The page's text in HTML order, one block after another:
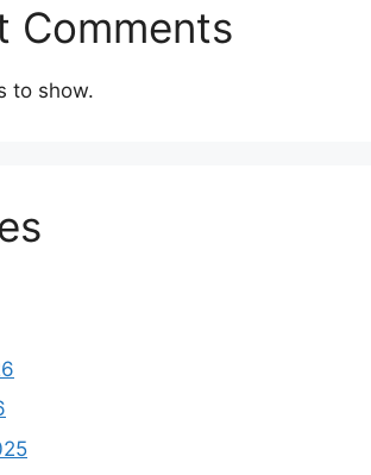
Comments
to show.